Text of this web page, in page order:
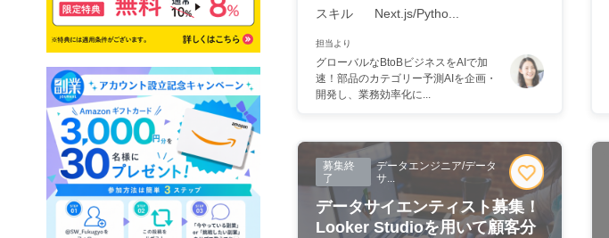
スキル
Next.js/Pytho...
担当より
グローバルなBtoBビジネスをAIで加
速！部品のカテゴリー予測AIを企画・
開発し、業務効率化に...
募集終
了
データエンジニア/データ
サ...
データサイエンティスト募集！
Looker Studioを用いて顧客分